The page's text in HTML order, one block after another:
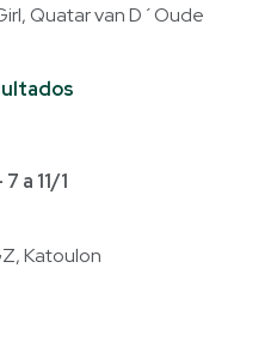
Quatar van D´Oude
a 11/1
Katoulon